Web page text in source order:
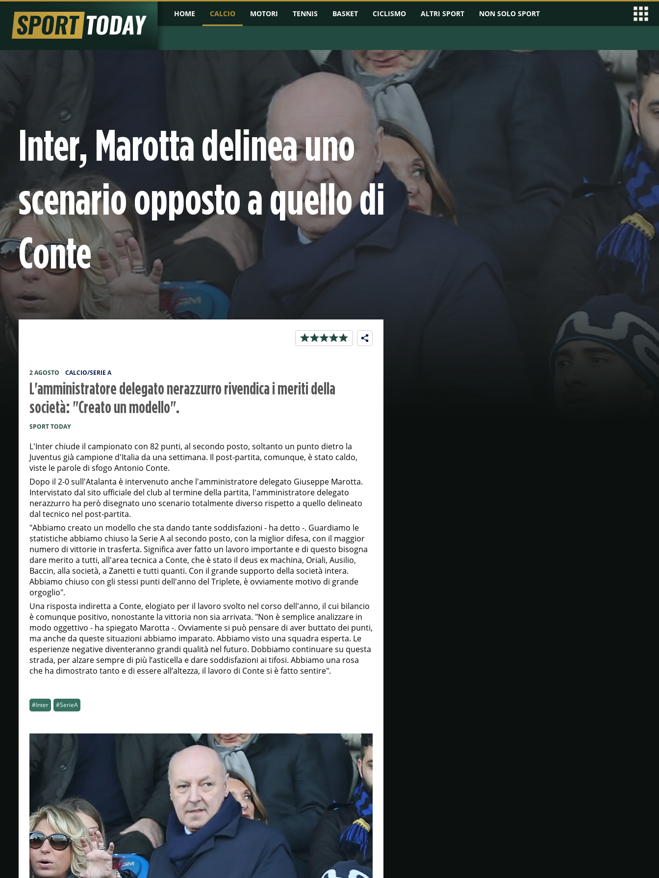
HOME CALCIO MOTORI TENNIS BASKET CICLISMO ALTRI SPORT NON SOLO SPORT
CHAMPIONS LEAGUE EUROPA LEAGUE CONFERENCE LEAGUE
Inter, Marotta delinea uno
scenario opposto a quello di
Conte
2 AGOSTO CALCIO/SERIE A
L'amministratore delegato nerazzurro rivendica i meriti della
società: "Creato un modello".
SPORT TODAY
L'Inter chiude il campionato con 82 punti, al secondo posto, soltanto un punto dietro la
Juventus già campione d'Italia da una settimana. Il post-partita, comunque, è stato caldo,
viste le parole di sfogo Antonio Conte.
Dopo il 2-0 sull'Atalanta è intervenuto anche l'amministratore delegato Giuseppe Marotta.
Intervistato dal sito ufficiale del club al termine della partita, l'amministratore delegato
nerazzurro ha però disegnato uno scenario totalmente diverso rispetto a quello delineato
dal tecnico nel post-partita.
"Abbiamo creato un modello che sta dando tante soddisfazioni - ha detto -. Guardiamo le
statistiche abbiamo chiuso la Serie A al secondo posto, con la miglior difesa, con il maggior
numero di vittorie in trasferta. Significa aver fatto un lavoro importante e di questo bisogna
dare merito a tutti, all'area tecnica a Conte, che è stato il deus ex machina, Oriali, Ausilio,
Baccin, alla società, a Zanetti e tutti quanti. Con il grande supporto della società intera.
Abbiamo chiuso con gli stessi punti dell'anno del Triplete, è ovviamente motivo di grande
orgoglio".
Una risposta indiretta a Conte, elogiato per il lavoro svolto nel corso dell'anno, il cui bilancio
è comunque positivo, nonostante la vittoria non sia arrivata. "Non è semplice analizzare in
modo oggettivo - ha spiegato Marotta -. Ovviamente si può pensare di aver buttato dei punti,
ma anche da queste situazioni abbiamo imparato. Abbiamo visto una squadra esperta. Le
esperienze negative diventeranno grandi qualità nel futuro. Dobbiamo continuare su questa
strada, per alzare sempre di più l’asticella e dare soddisfazioni ai tifosi. Abbiamo una rosa
che ha dimostrato tanto e di essere all’altezza, il lavoro di Conte si è fatto sentire".
#Inter #SerieA